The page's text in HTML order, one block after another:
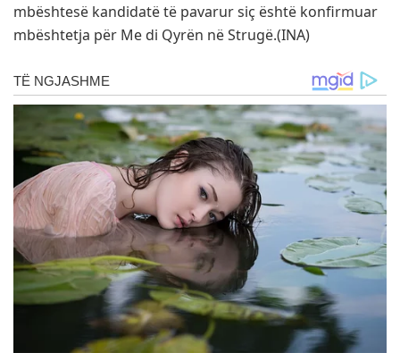
mbështesë kandidatë të pavarur siç është konfirmuar
mbështetja për Me di Qyrën në Strugë.(INA)